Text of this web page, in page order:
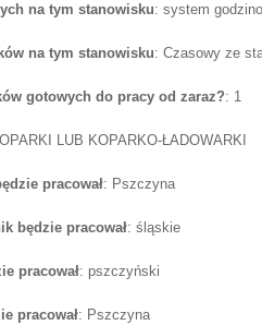
na tym stanowisku: system
na tym stanowisku: Czasowy ze
gotowych do pracy od zaraz?: 1
LUB KOPARKO-ŁADOWARKI
pracował: Pszczyna
będzie pracował: śląskie
pracował: pszczyński
pracował: Pszczyna